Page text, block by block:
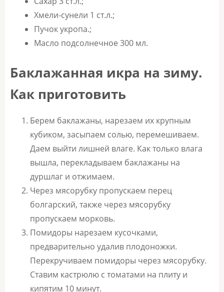
Хмели-сунели 1 ст.л.;
Пучок укропа.;
Масло подсолнечное 300 мл.
Баклажанная икра на зиму.
Как приготовить
Берем баклажаны, нарезаем их крупным
кубиком, засыпаем солью, перемешиваем.
Даем выйти лишней влаге. Как только влага
вышла, перекладываем баклажаны на
дуршлаг и отжимаем.
Через мясорубку пропускаем перец
болгарский, также через мясорубку
пропускаем морковь.
Помидоры нарезаем кусочками,
предварительно удалив плодоножки.
Перекручиваем помидоры через мясорубку.
Ставим кастрюлю с томатами на плиту и
кипятим 10 минут.